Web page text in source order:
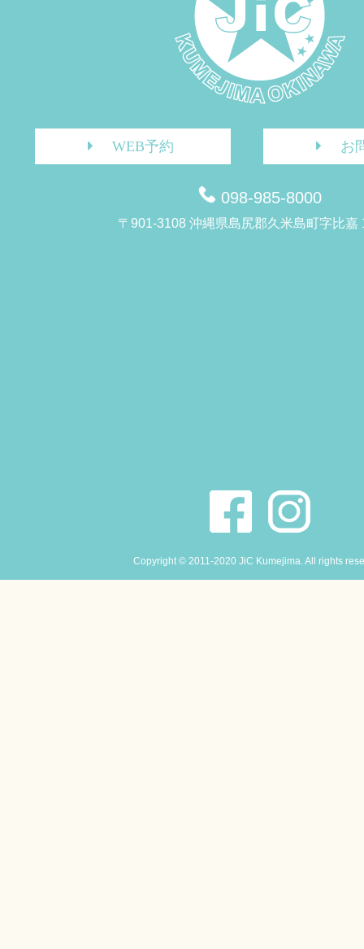
WEB予約 お
098-985-8000
〒901-3108 沖縄県島尻郡久米島町字比嘉
Copyright © 2011-2020 JiC Kumejima. All rights